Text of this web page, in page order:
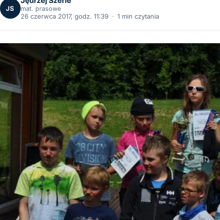
JS mat. prasowe
26 czerwca 2017, godz. 11:39 · 1 min czytania